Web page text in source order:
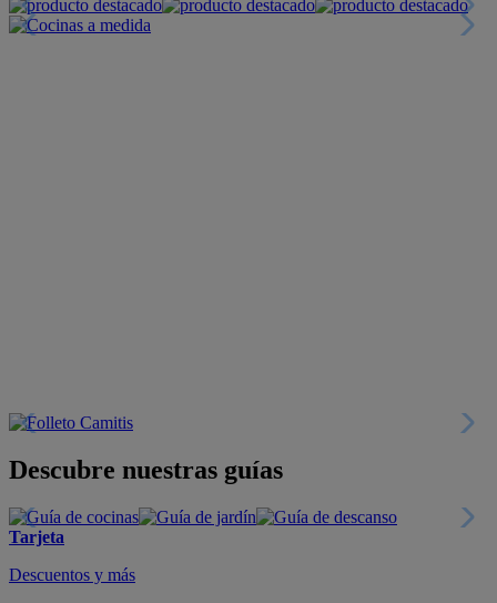
Descubre nuestras guías
Tarjeta
Descuentos y más